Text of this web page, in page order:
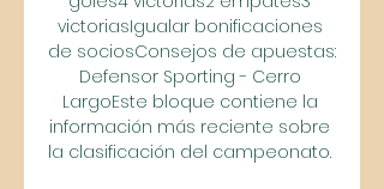
victoriasIgualar bonificaciones
de sociosConsejos de apuestas:
Defensor Sporting - Cerro
LargoEste bloque contiene la
información más reciente sobre
la clasificación del campeonato.